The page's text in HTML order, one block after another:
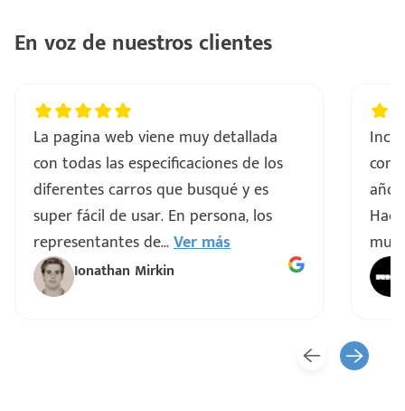
En voz de nuestros clientes
La pagina web viene muy detallada
con todas las especificaciones de los
diferentes carros que busqué y es
super fácil de usar. En persona, los
representantes de...Ver más
Ionathan Mirkin
muy